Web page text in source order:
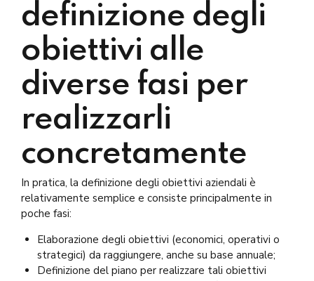
definizione degli
obiettivi alle
diverse fasi per
realizzarli
concretamente
In pratica, la definizione degli obiettivi aziendali è
relativamente semplice e consiste principalmente in
poche fasi:
Elaborazione degli obiettivi (economici, operativi o
strategici) da raggiungere, anche su base annuale;
Definizione del piano per realizzare tali obiettivi